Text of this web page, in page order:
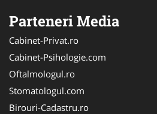
Parteneri Media
Cabinet-Privat.ro
Cabinet-Psihologie.com
Oftalmologul.ro
Stomatologul.com
Birouri-Cadastru.ro